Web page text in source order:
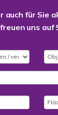
auch für Sie
uns auf